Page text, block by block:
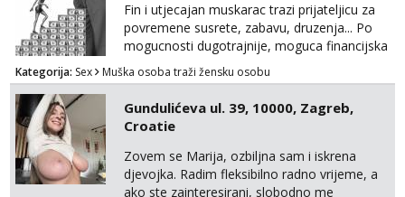
Fin i utjecajan muskarac trazi prijateljicu za
povremene susrete, zabavu, druzenja... Po
mogucnosti dugotrajnije, moguca financijska
potpora!
Kategorija: Sex Muška osoba traži žensku osobu
Gundulićeva ul. 39, 10000, Zagreb,
Croatie
Zovem se Marija, ozbiljna sam i iskrena
djevojka. Radim fleksibilno radno vrijeme, a
ako ste zainteresirani, slobodno me